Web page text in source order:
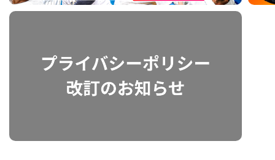
動画を検索（選手・チーム・プレー内容…）